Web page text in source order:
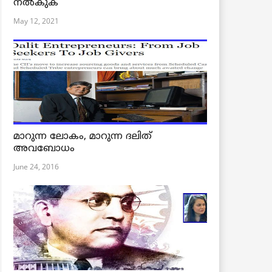
നൽകുക
May 12, 2021
മാറുന്ന ലോകം, മാറുന്ന ദലിത്
അവബോധം
June 24, 2016